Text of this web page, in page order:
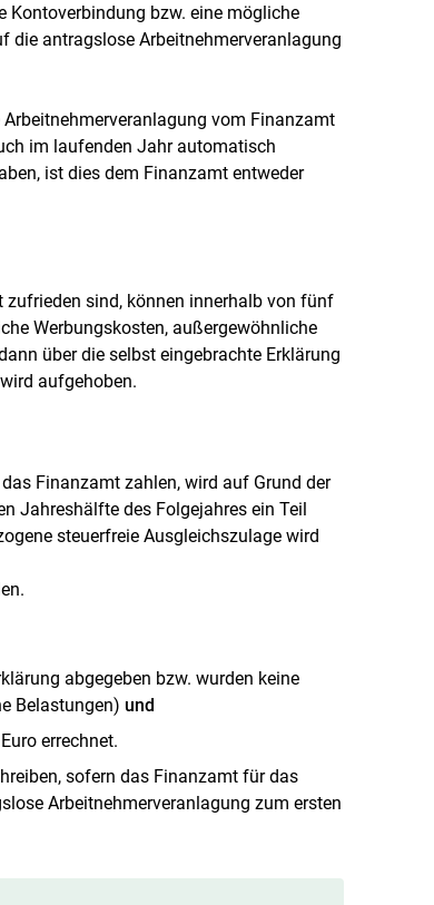
bzw. eine mögliche
die antragslose Arbeitnehmerveranlagung
vom Finanzamt
im laufenden Jahr automatisch
ist dies dem Finanzamt entweder
sind, können innerhalb von fünf
Werbungskosten, außergewöhnliche
über die selbst eingebrachte Erklärung
aufgehoben.
Finanzamt zahlen, wird auf Grund der
Jahreshälfte des Folgejahres ein Teil
steuerfreie Ausgleichszulage wird
abgegeben bzw. wurden keine
Belastungen) und
errechnet.
sofern das Finanzamt für das
Arbeitnehmerveranlagung zum ersten